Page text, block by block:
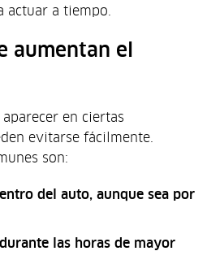
actuar a tiempo.
aumentan el
en ciertas
evitarse fácilmente.
son:
del auto, aunque sea por
durante las horas de mayor